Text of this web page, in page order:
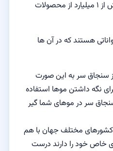
– شرکت کوکا کولا روزانه بیش از ۱ میلیارد از محصولات
هستند که در آن ها
سنجاق سر به این صورت
نگه داشتن موها استفاده
سر در موهای شما گیر
مختلف جهان با هم
خاص خود را دارند درست